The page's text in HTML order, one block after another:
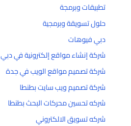
تطبيقات وبرمجة
حلول تسويقة وبرمجية
دبي فيوهات
شركة إنشاء مواقع إلكترونية في دبي
شركة تصميم مواقع الويب في جدة
شركة تصميم ويب سايت بطنطا
شركه تحسين محركات البحث بطنطا
شركه تسويق الالكتروني